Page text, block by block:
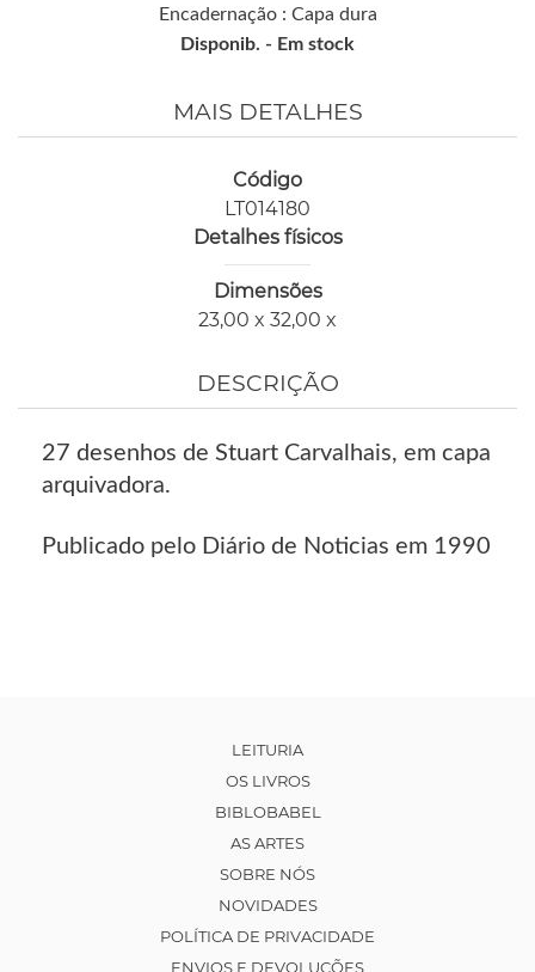
Encadernação : Capa dura
Disponib. - Em stock
MAIS DETALHES
Código
LT014180
Detalhes físicos
Dimensões
23,00 x 32,00 x
DESCRIÇÃO
27 desenhos de Stuart Carvalhais, em capa
arquivadora.
Publicado pelo Diário de Noticias em 1990
LEITURIA
OS LIVROS
BIBLOBABEL
AS ARTES
SOBRE NÓS
NOVIDADES
POLÍTICA DE PRIVACIDADE
ENVIOS E DEVOLUÇÕES